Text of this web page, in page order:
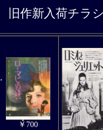
旧作新入荷チラシ
￥700